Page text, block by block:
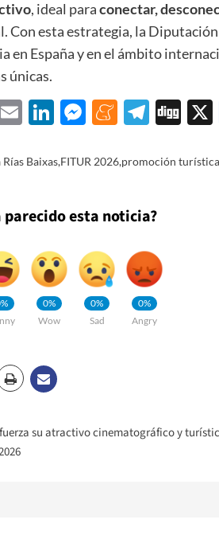
, ideal paraconectar,
Con esta estrategia, la
en España y en el ámbito
únicas.
EmailLinkedIn
Messenger
Baixas,FITUR 2026,promoción
parecido esta noticia?
0%
Wow
0%
Sad
0%
Angry
su atractivo cinematográfico y